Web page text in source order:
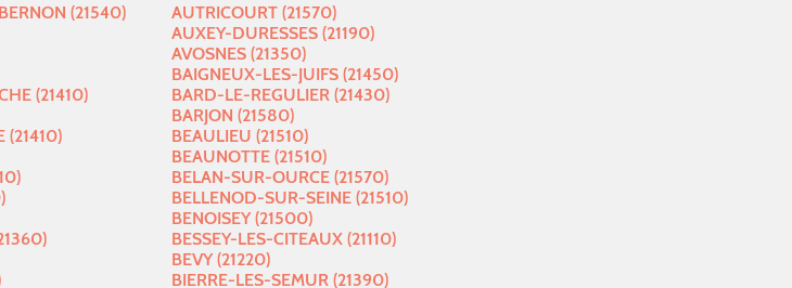
(21540)
AUTRICOURT (21570)
AUXEY-DURESSES (21190)
AVOSNES (21350)
BAIGNEUX-LES-JUIFS (21450)
(21410)
BARD-LE-REGULIER (21430)
BARJON (21580)
(21410)
BEAULIEU (21510)
BEAUNOTTE (21510)
BELAN-SUR-OURCE (21570)
BELLENOD-SUR-SEINE (21510)
BENOISEY (21500)
BESSEY-LES-CITEAUX (21110)
BEVY (21220)
BIERRE-LES-SEMUR (21390)